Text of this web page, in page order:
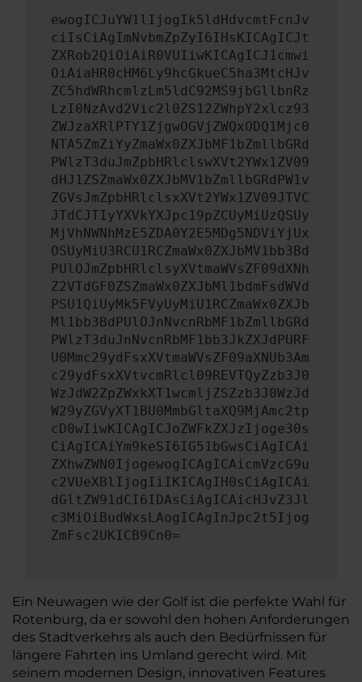
ewogICJuYW1lIjogIk5ldHdvcmtFcnJv
ciIsCiAgImNvbmZpZyI6IHsKICAgICJt
ZXRob2QiOiAiR0VUIiwKICAgICJ1cmwi
OiAiaHR0cHM6Ly9hcGkueC5ha3MtcHJv
ZC5hdWRhcmlzLm5ldC92MS9jbGllbnRz
LzI0NzAvd2Vic2l0ZS12ZWhpY2xlcz93
ZWJzaXRlPTY1ZjgwOGVjZWQxODQ1Mjc0
NTA5ZmZiYyZmaWx0ZXJbMF1bZmllbGRd
PWlzT3duJmZpbHRlclswXVt2YWx1ZV09
dHJ1ZSZmaWx0ZXJbMV1bZmllbGRdPW1v
ZGVsJmZpbHRlclsxXVt2YWx1ZV09JTVC
JTdCJTIyYXVkYXJpc19pZCUyMiUzQSUy
MjVhNWNhMzE5ZDA0Y2E5MDg5NDViYjUx
OSUyMiU3RCU1RCZmaWx0ZXJbMV1bb3Bd
PUlOJmZpbHRlclsyXVtmaWVsZF09dXNh
Z2VTdGF0ZSZmaWx0ZXJbMl1bdmFsdWVd
PSU1QiUyMk5FVyUyMiU1RCZmaWx0ZXJb
Ml1bb3BdPUlOJnNvcnRbMF1bZmllbGRd
PWlzT3duJnNvcnRbMF1bb3JkZXJdPURF
U0Mmc29ydFsxXVtmaWVsZF09aXNUb3Am
c29ydFsxXVtvcmRlcl09REVTQyZzb3J0
WzJdW2ZpZWxkXT1wcmljZSZzb3J0WzJd
W29yZGVyXT1BU0MmbGltaXQ9MjAmc2tp
cD0wIiwKICAgICJoZWFkZXJzIjoge30s
CiAgICAiYm9keSI6IG51bGwsCiAgICAi
ZXhwZWN0IjogewogICAgICAicmVzcG9u
c2VUeXBlIjogIiIKICAgIH0sCiAgICAi
dGltZW91dCI6IDAsCiAgICAicHJvZ3Jl
c3MiOiBudWxsLAogICAgInJpc2t5Ijog
ZmFsc2UKICB9Cn0=
Ein Neuwagen wie der Golf ist die perfekte Wahl für
Rotenburg, da er sowohl den hohen Anforderungen
des Stadtverkehrs als auch den Bedürfnissen für
längere Fahrten ins Umland gerecht wird. Mit
seinem modernen Design, innovativen Features